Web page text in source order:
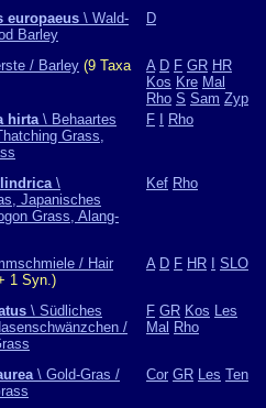
europaeus \ Wald-
Barley
D
/ Barley (9 Taxa
A D F GR HR
Kos Kre Mal
Rho S Sam Zyp
hirta\ Behaartes
Grass,
F Rho
\
Japanisches
Grass, Alang-
Kef Rho
/ Hair
1 Syn.)
A D F HR SLO
\ Südliches
/
F GR Kos Les
Mal Rho
\ Gold-Gras /
Cor GR Les Ten